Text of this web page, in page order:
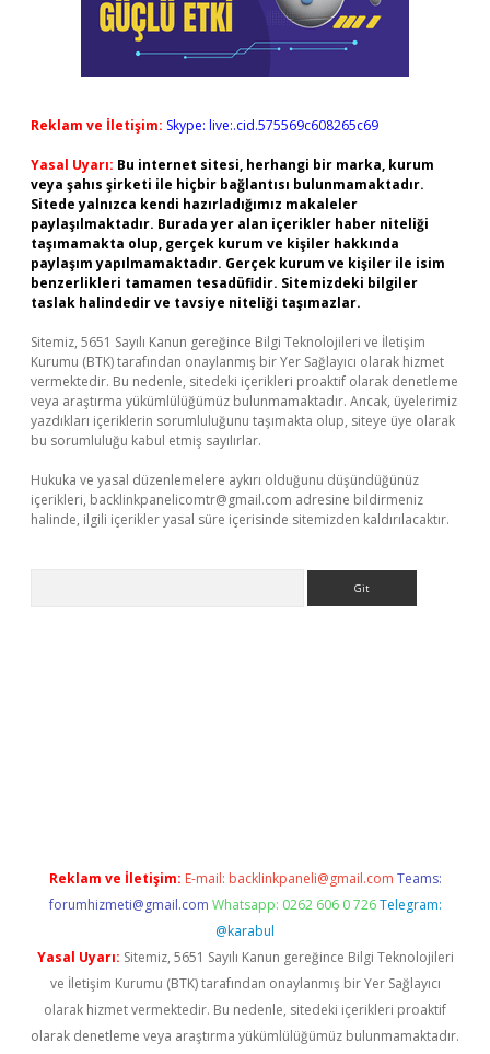
Reklam ve İletişim: Skype: live:.cid.575569c608265c69
Yasal Uyarı: Bu internet sitesi, herhangi bir marka, kurum
veya şahıs şirketi ile hiçbir bağlantısı bulunmamaktadır.
Sitede yalnızca kendi hazırladığımız makaleler
paylaşılmaktadır. Burada yer alan içerikler haber niteliği
taşımamakta olup, gerçek kurum ve kişiler hakkında
paylaşım yapılmamaktadır. Gerçek kurum ve kişiler ile isim
benzerlikleri tamamen tesadüfidir. Sitemizdeki bilgiler
taslak halindedir ve tavsiye niteliği taşımazlar.
Sitemiz, 5651 Sayılı Kanun gereğince Bilgi Teknolojileri ve İletişim
Kurumu (BTK) tarafından onaylanmış bir Yer Sağlayıcı olarak hizmet
vermektedir. Bu nedenle, sitedeki içerikleri proaktif olarak denetleme
veya araştırma yükümlülüğümüz bulunmamaktadır. Ancak, üyelerimiz
yazdıkları içeriklerin sorumluluğunu taşımakta olup, siteye üye olarak
bu sorumluluğu kabul etmiş sayılırlar.
Hukuka ve yasal düzenlemelere aykırı olduğunu düşündüğünüz
içerikleri, backlinkpanelicomtr@gmail.com adresine bildirmeniz
halinde, ilgili içerikler yasal süre içerisinde sitemizden kaldırılacaktır.
Reklam ve İletişim: E-mail: backlinkpaneli@gmail.com Teams:
forumhizmeti@gmail.com Whatsapp: 0262 606 0 726 Telegram:
@karabul
Yasal Uyarı: Sitemiz, 5651 Sayılı Kanun gereğince Bilgi Teknolojileri
ve İletişim Kurumu (BTK) tarafından onaylanmış bir Yer Sağlayıcı
olarak hizmet vermektedir. Bu nedenle, sitedeki içerikleri proaktif
olarak denetleme veya araştırma yükümlülüğümüz bulunmamaktadır.